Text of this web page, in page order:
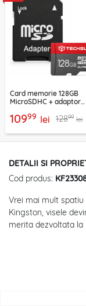
Card memorie 128GB
MicroSDHC + adaptor
10999 lei 12899 lei
DETALII SI
Cod produs:
Vrei mai mult
Kingston, visele
merita dezvoltata la